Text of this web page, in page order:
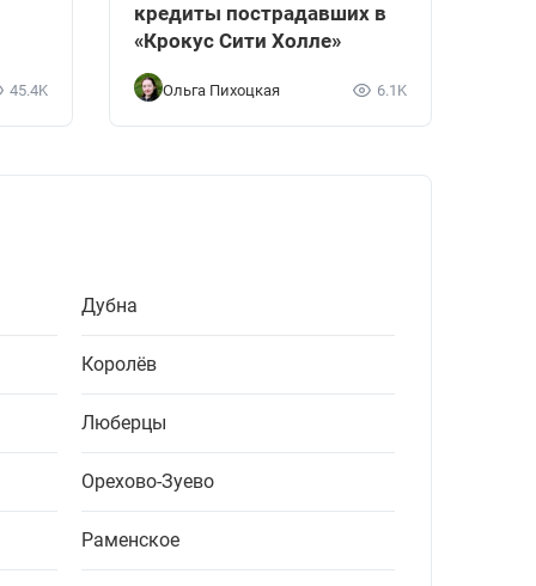
45.4K
кредиты пострадавших в
«Крокус Сити Холле»
Ольга Пихоцкая 6.1K
Дубна
Королёв
Люберцы
Орехово-Зуево
Раменское